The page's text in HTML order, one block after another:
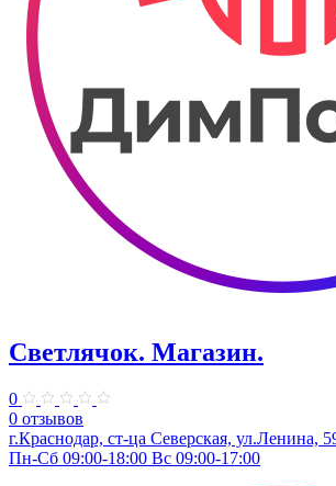
Светлячок. Магазин.
0
0 отзывов
г.Краснодар, ст-ца Северская, ул.Ленина,
Пн-Сб 09:00-18:00 Вс 09:00-17:00